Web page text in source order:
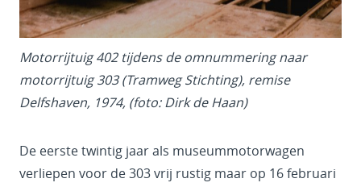
Motorrijtuig 402 tijdens de omnummering naar
motorrijtuig 303 (Tramweg Stichting), remise
Delfshaven, 1974, (foto: Dirk de Haan)
De eerste twintig jaar als museummotorwagen
verliepen voor de 303 vrij rustig maar op 16 februari